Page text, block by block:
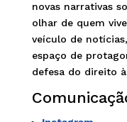
novas narrativas
olhar de quem
veículo de
espaço de
defesa do direito